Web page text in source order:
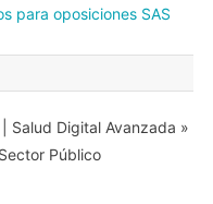
para oposiciones SAS
Salud Digital Avanzada »
Público